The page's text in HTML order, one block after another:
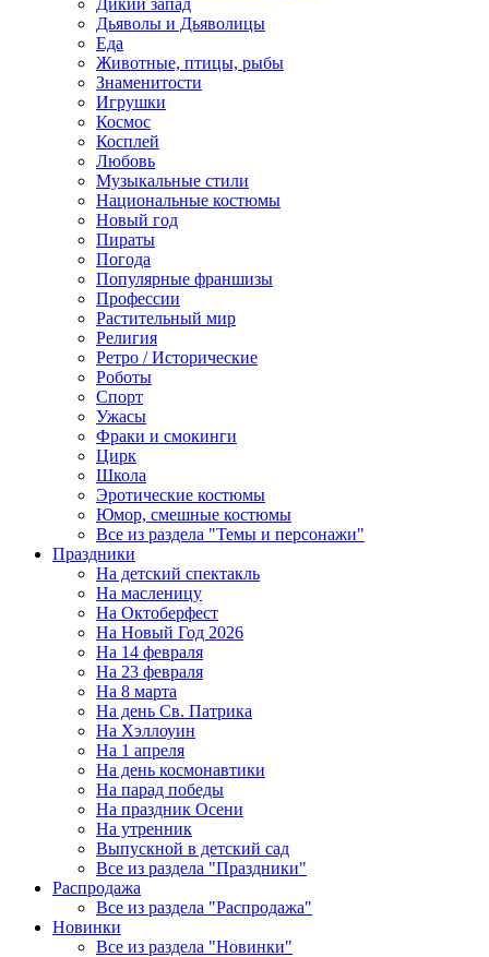
Дикий запад
Дьяволы и Дьяволицы
Еда
Животные, птицы, рыбы
Знаменитости
Игрушки
Космос
Косплей
Любовь
Музыкальные стили
Национальные костюмы
Новый год
Пираты
Погода
Популярные франшизы
Профессии
Растительный мир
Религия
Ретро / Исторические
Роботы
Спорт
Ужасы
Фраки и смокинги
Цирк
Школа
Эротические костюмы
Юмор, смешные костюмы
Все из раздела "Темы и персонажи"
Праздники
На детский спектакль
На масленицу
На Октоберфест
На Новый Год 2026
На 14 февраля
На 23 февраля
На 8 марта
На день Св. Патрика
На Хэллоуин
На 1 апреля
На день космонавтики
На парад победы
На праздник Осени
На утренник
Выпускной в детский сад
Все из раздела "Праздники"
Распродажа
Все из раздела "Распродажа"
Новинки
Все из раздела "Новинки"